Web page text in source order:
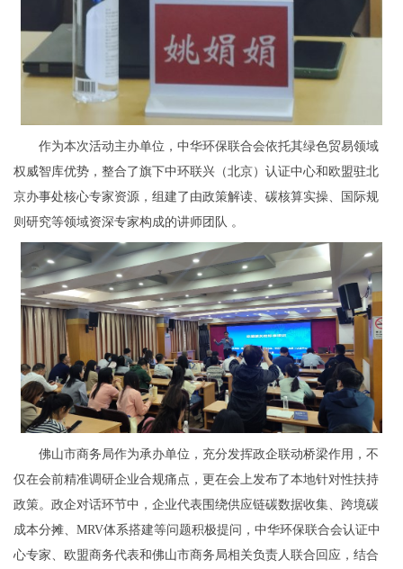
作为本次活动主办单位，中华环保联合会依托其绿色贸易领域
权威智库优势，整合了旗下中环联兴（北京）认证中心和欧盟驻北
京办事处核心专家资源，组建了由政策解读、碳核算实操、国际规
则研究等领域资深专家构成的讲师团队 。
佛山市商务局作为承办单位，充分发挥政企联动桥梁作用，不
仅在会前精准调研企业合规痛点，更在会上发布了本地针对性扶持
政策。政企对话环节中，企业代表围绕供应链碳数据收集、跨境碳
成本分摊、MRV体系搭建等问题积极提问，中华环保联合会认证中
心专家、欧盟商务代表和佛山市商务局相关负责人联合回应，结合